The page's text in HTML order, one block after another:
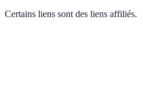
Certains liens sont des liens affiliés.